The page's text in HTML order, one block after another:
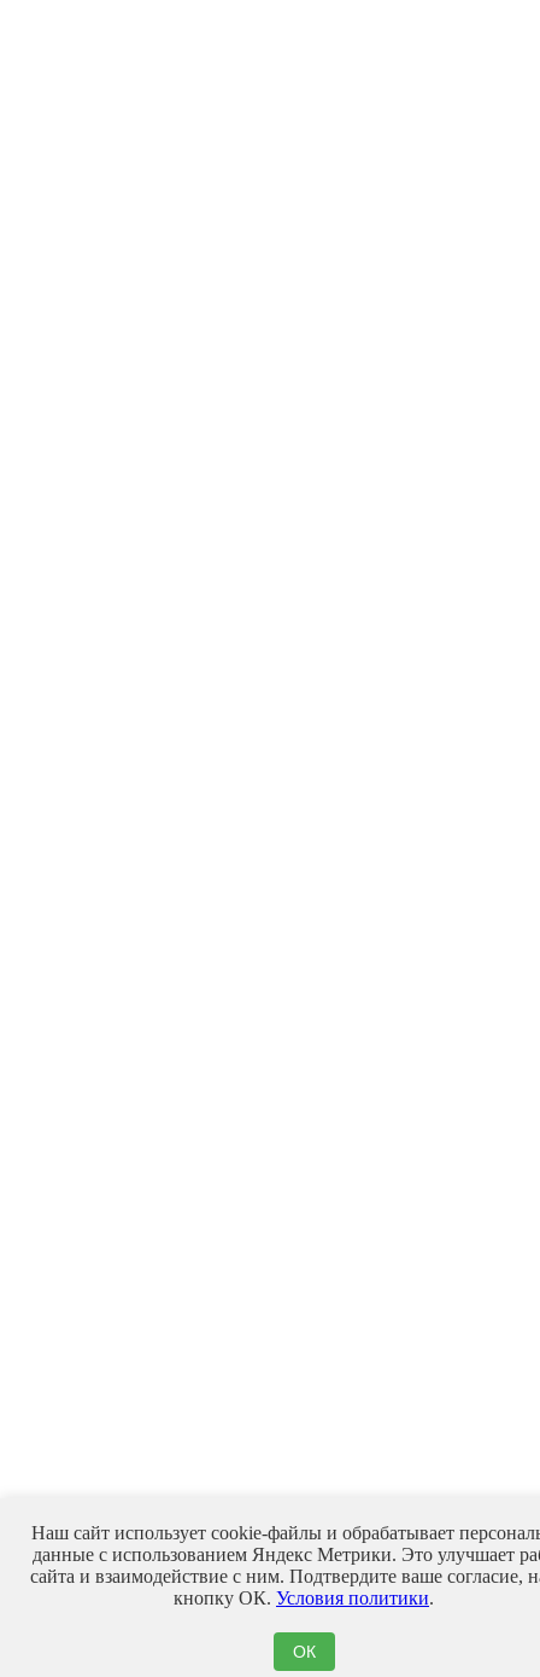
Наш сайт использует cookie-файлы и обрабатывает
данные с использованием Яндекс Метрики. Это улучшает
сайта и взаимодействие с ним. Подтвердите ваше согласие,
кнопку ОК. Условия политики.
ОК